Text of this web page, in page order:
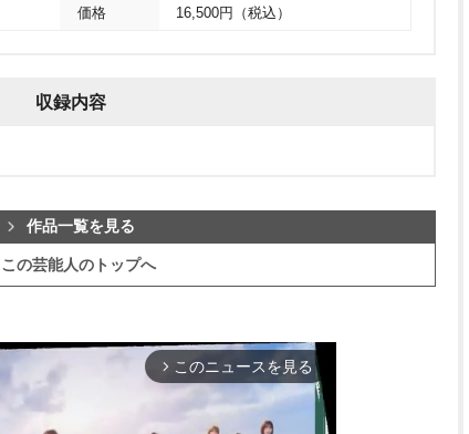
価格 16,500円（税込）
収録内容
作品一覧を見る
この芸能人のトップへ
arrow_forward_ios このニュースを見る